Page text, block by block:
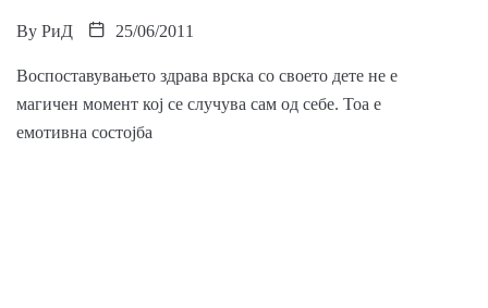
By РиД 25/06/2011
Воспоставувањето здрава врска со своето дете не е
магичен момент кој се случува сам од себе. Тоа е
емотивна состојба